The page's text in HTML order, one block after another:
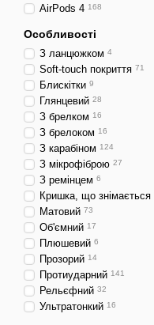
AirPods 4 168
Особливості
З ланцюжком 4
Soft-touch покриття 71
Блискітки 9
Глянцевий 28
З брелком 16
З брелоком 16
З карабіном 124
З мікрофіброю 27
З ремінцем 6
Кришка, що знімається
Матовий 73
Об'ємний 17
Плюшевий 6
Прозорий 14
Протиударний 141
Рельєфний 32
Ультратонкий 16